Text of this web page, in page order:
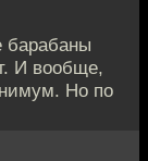
барабаны
И вообще,
Но по